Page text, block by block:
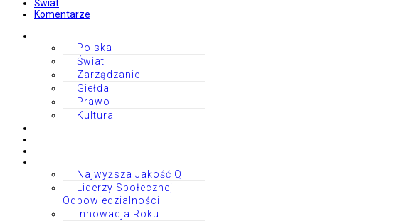
Świat
Komentarze
Polska
Świat
Zarządzanie
Giełda
Prawo
Kultura
Najwyższa Jakość QI
Liderzy Społecznej
Odpowiedzialności
Innowacja Roku